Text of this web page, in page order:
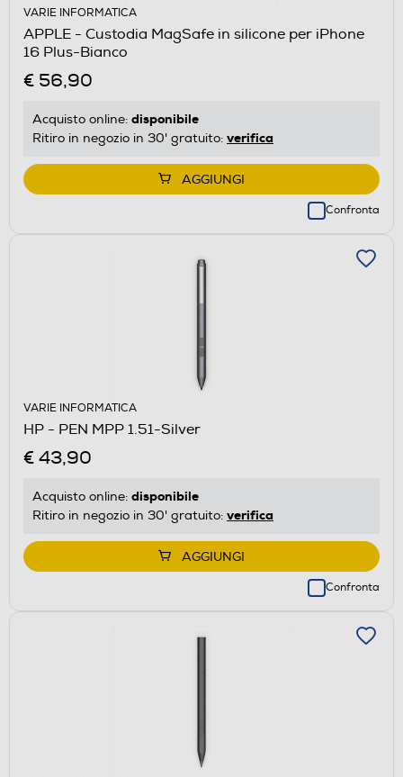
VARIE INFORMATICA
APPLE - Custodia MagSafe in silicone per iPhone
16 Plus-Bianco
€ 56,90
Acquisto online: disponibile
Ritiro in negozio in 30' gratuito: verifica
AGGIUNGI
Confronta
VARIE INFORMATICA
HP - PEN MPP 1.51-Silver
€ 43,90
Acquisto online: disponibile
Ritiro in negozio in 30' gratuito: verifica
AGGIUNGI
Confronta